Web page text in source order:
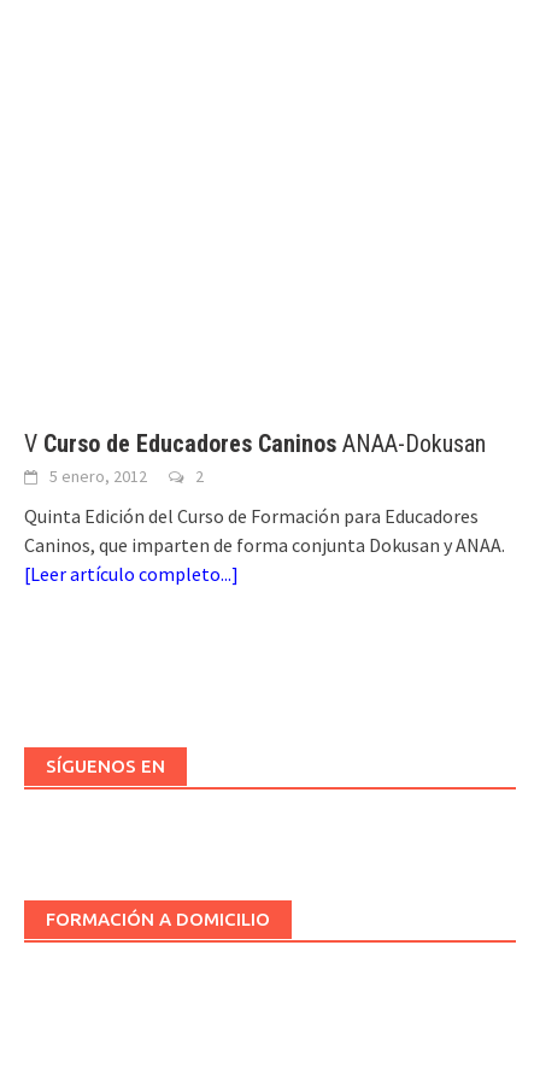
V Curso de Educadores Caninos ANAA-Dokusan
5 enero, 2012 2
Quinta Edición del Curso de Formación para Educadores
Caninos, que imparten de forma conjunta Dokusan y ANAA.
[Leer artículo completo...]
SÍGUENOS EN
FORMACIÓN A DOMICILIO